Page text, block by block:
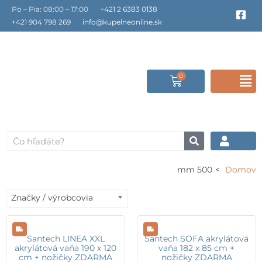
Preskočiť
Po – Pia: 08:00 – 17:00
+421 2 6383 0138
+421 904 798 269
info@kupelneonline.sk
F
a
c
o
k
-
r
0
Cart
Vyhľadať
Domov
500 mm
Značky / výrobcovia
Santech LINEA XXL
akrylátová vaňa 190 x 120
cm + nožičky ZDARMA
Santech SOFA akrylátová
vaňa 182 x 85 cm +
nožičky ZDARMA